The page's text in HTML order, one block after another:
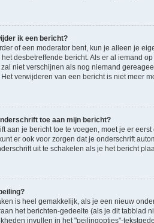
ik een bericht?
of een moderator bent, kun je alleen je
het desbetreffende bericht. Als er al iemand
niet verschijnen als nog niemand
verwijderen van een bericht is niet meer
toe aan mijn bericht?
aan je bericht toe te voegen, moet je er
er ook voor zorgen dat je onderschrift
uit te schakelen als je het bericht
is heel gemakkelijk, als je een nieuw
het berichten-gedeelte (als je dit tabblad
invullen in het "peilingopties"-